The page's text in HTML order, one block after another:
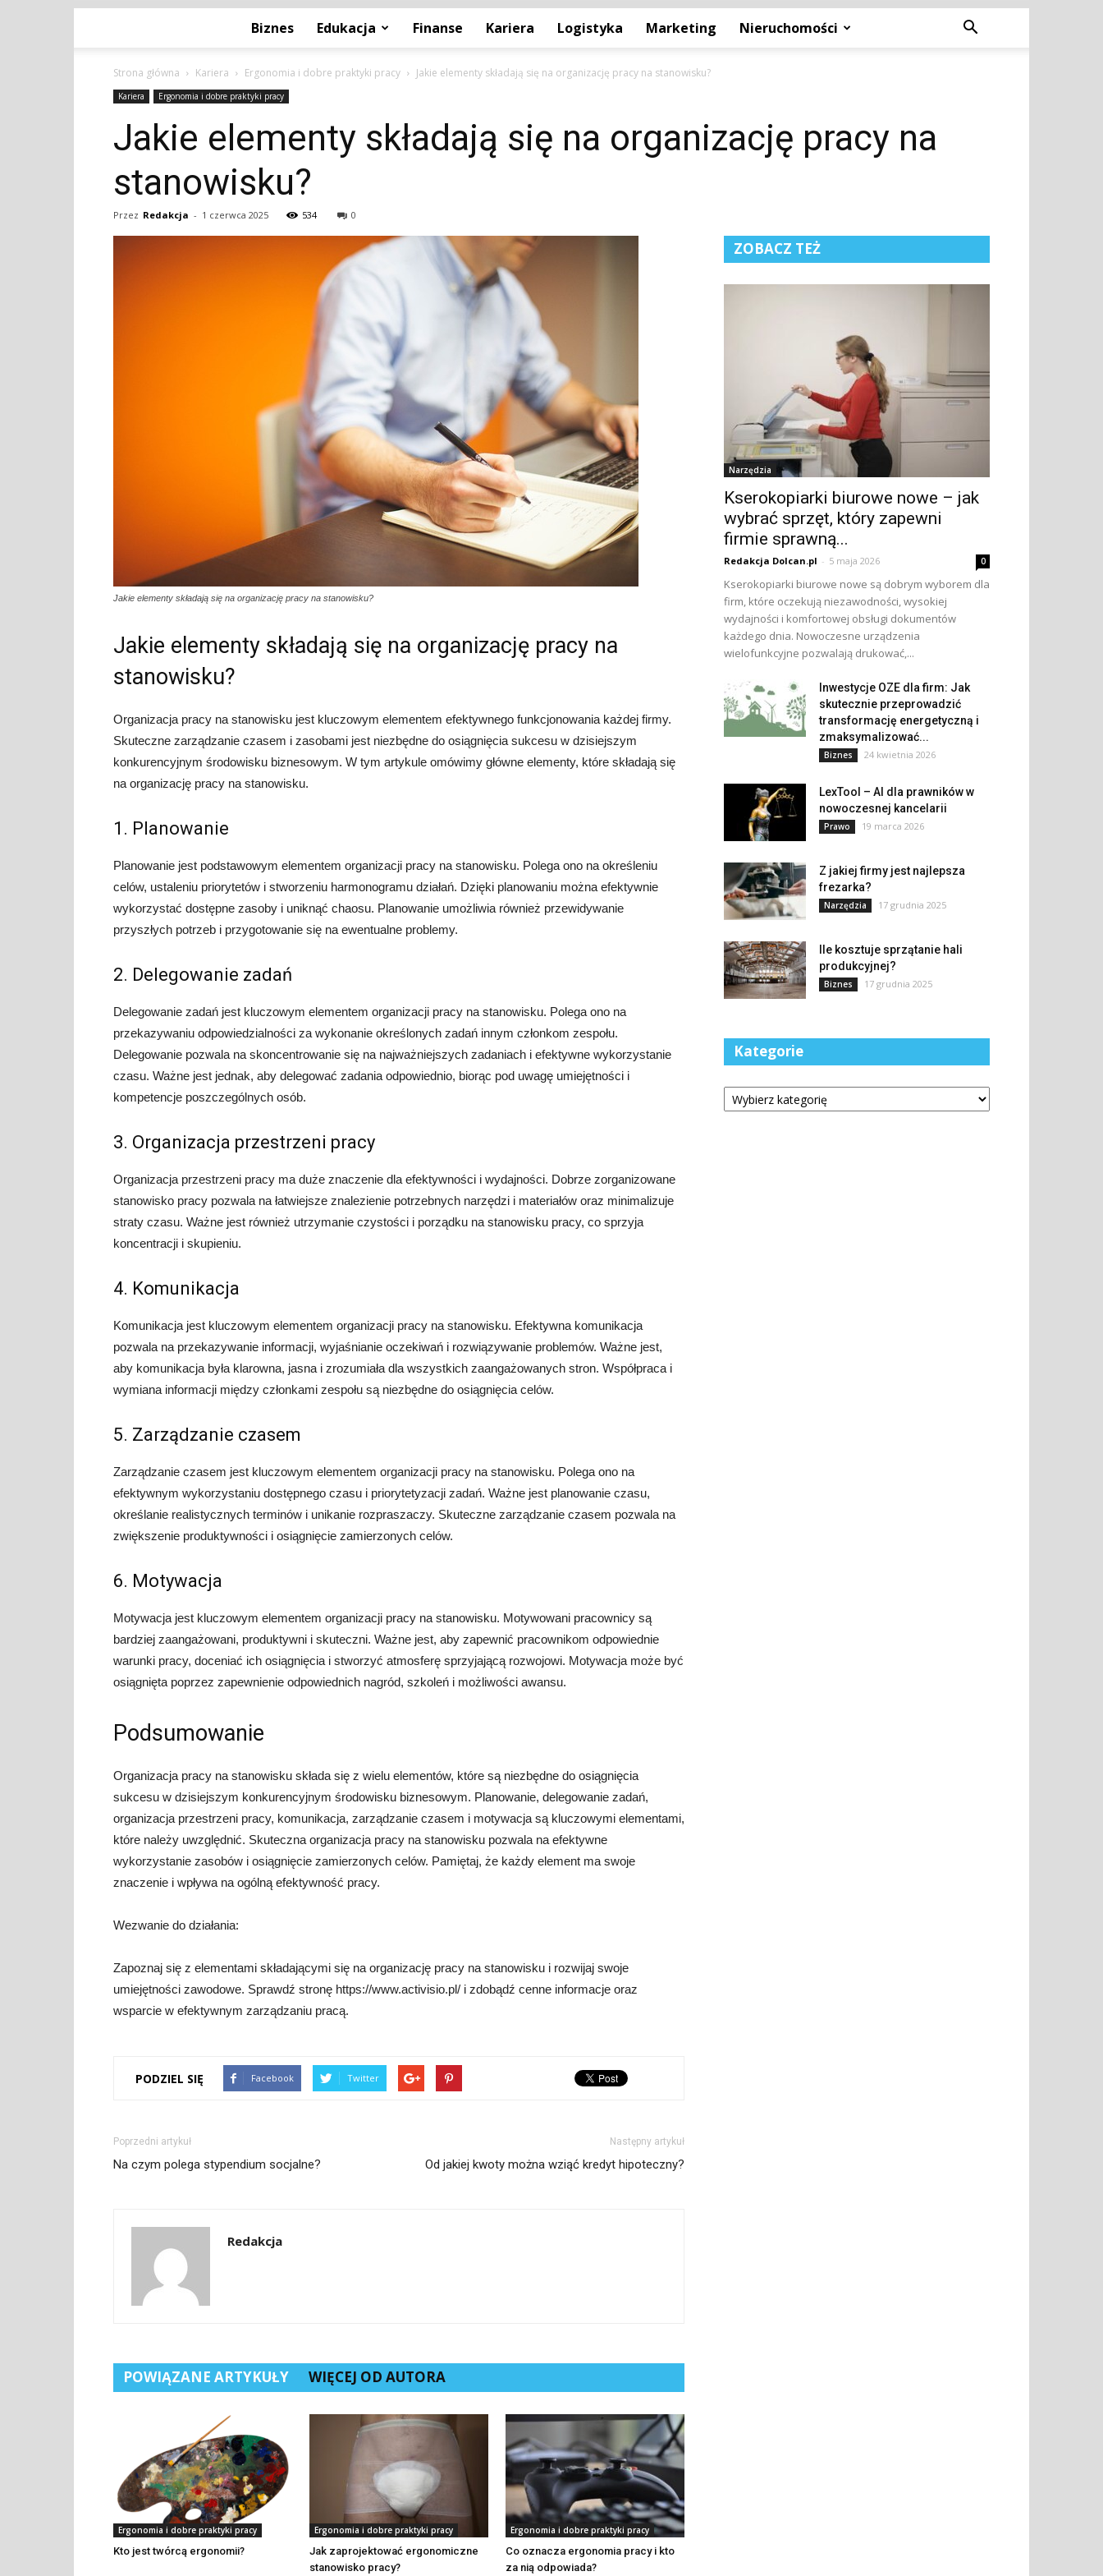
Biznes Edukacja Finanse Kariera Logistyka Marketing Nieruchomości
Strona główna Kariera Ergonomia i dobre praktyki pracy Jakie elementy składają się na organizację pracy na stanowisku?
Kariera Ergonomia i dobre praktyki pracy
Jakie elementy składają się na organizację pracy na
stanowisku?
Przez Redakcja - 1 czerwca 2025 534 0
Jakie elementy składają się na organizację pracy na stanowisku?
Jakie elementy składają się na organizację pracy na
stanowisku?
Organizacja pracy na stanowisku jest kluczowym elementem efektywnego funkcjonowania każdej firmy.
Skuteczne zarządzanie czasem i zasobami jest niezbędne do osiągnięcia sukcesu w dzisiejszym
konkurencyjnym środowisku biznesowym. W tym artykule omówimy główne elementy, które składają się
na organizację pracy na stanowisku.
1. Planowanie
Planowanie jest podstawowym elementem organizacji pracy na stanowisku. Polega ono na określeniu
celów, ustaleniu priorytetów i stworzeniu harmonogramu działań. Dzięki planowaniu można efektywnie
wykorzystać dostępne zasoby i uniknąć chaosu. Planowanie umożliwia również przewidywanie
przyszłych potrzeb i przygotowanie się na ewentualne problemy.
2. Delegowanie zadań
Delegowanie zadań jest kluczowym elementem organizacji pracy na stanowisku. Polega ono na
przekazywaniu odpowiedzialności za wykonanie określonych zadań innym członkom zespołu.
Delegowanie pozwala na skoncentrowanie się na najważniejszych zadaniach i efektywne wykorzystanie
czasu. Ważne jest jednak, aby delegować zadania odpowiednio, biorąc pod uwagę umiejętności i
kompetencje poszczególnych osób.
3. Organizacja przestrzeni pracy
Organizacja przestrzeni pracy ma duże znaczenie dla efektywności i wydajności. Dobrze zorganizowane
stanowisko pracy pozwala na łatwiejsze znalezienie potrzebnych narzędzi i materiałów oraz minimalizuje
straty czasu. Ważne jest również utrzymanie czystości i porządku na stanowisku pracy, co sprzyja
koncentracji i skupieniu.
4. Komunikacja
Komunikacja jest kluczowym elementem organizacji pracy na stanowisku. Efektywna komunikacja
pozwala na przekazywanie informacji, wyjaśnianie oczekiwań i rozwiązywanie problemów. Ważne jest,
aby komunikacja była klarowna, jasna i zrozumiała dla wszystkich zaangażowanych stron. Współpraca i
wymiana informacji między członkami zespołu są niezbędne do osiągnięcia celów.
5. Zarządzanie czasem
Zarządzanie czasem jest kluczowym elementem organizacji pracy na stanowisku. Polega ono na
efektywnym wykorzystaniu dostępnego czasu i priorytetyzacji zadań. Ważne jest planowanie czasu,
określanie realistycznych terminów i unikanie rozpraszaczy. Skuteczne zarządzanie czasem pozwala na
zwiększenie produktywności i osiągnięcie zamierzonych celów.
6. Motywacja
Motywacja jest kluczowym elementem organizacji pracy na stanowisku. Motywowani pracownicy są
bardziej zaangażowani, produktywni i skuteczni. Ważne jest, aby zapewnić pracownikom odpowiednie
warunki pracy, doceniać ich osiągnięcia i stworzyć atmosferę sprzyjającą rozwojowi. Motywacja może być
osiągnięta poprzez zapewnienie odpowiednich nagród, szkoleń i możliwości awansu.
Podsumowanie
Organizacja pracy na stanowisku składa się z wielu elementów, które są niezbędne do osiągnięcia
sukcesu w dzisiejszym konkurencyjnym środowisku biznesowym. Planowanie, delegowanie zadań,
organizacja przestrzeni pracy, komunikacja, zarządzanie czasem i motywacja są kluczowymi elementami,
które należy uwzględnić. Skuteczna organizacja pracy na stanowisku pozwala na efektywne
wykorzystanie zasobów i osiągnięcie zamierzonych celów. Pamiętaj, że każdy element ma swoje
znaczenie i wpływa na ogólną efektywność pracy.
Wezwanie do działania:
Zapoznaj się z elementami składającymi się na organizację pracy na stanowisku i rozwijaj swoje
umiejętności zawodowe. Sprawdź stronę https://www.activisio.pl/ i zdobądź cenne informacje oraz
wsparcie w efektywnym zarządzaniu pracą.
PODZIEL SIĘ Facebook Twitter
Poprzedni artykuł
Na czym polega stypendium socjalne?
Następny artykuł
Od jakiej kwoty można wziąć kredyt hipoteczny?
Redakcja
POWIĄZANE ARTYKUŁY WIĘCEJ OD AUTORA
Ergonomia i dobre praktyki pracy
Kto jest twórcą ergonomii?
Ergonomia i dobre praktyki pracy
Jak zaprojektować ergonomiczne
stanowisko pracy?
Ergonomia i dobre praktyki pracy
Co oznacza ergonomia pracy i kto
za nią odpowiada?
ZOBACZ TEŻ
Narzędzia
Kserokopiarki biurowe nowe – jak
wybrać sprzęt, który zapewni
firmie sprawną...
Redakcja Dolcan.pl - 5 maja 2026 0
Kserokopiarki biurowe nowe są dobrym wyborem dla
firm, które oczekują niezawodności, wysokiej
wydajności i komfortowej obsługi dokumentów
każdego dnia. Nowoczesne urządzenia
wielofunkcyjne pozwalają drukować,...
Inwestycje OZE dla firm: Jak
skutecznie przeprowadzić
transformację energetyczną i
zmaksymalizować...
Biznes 24 kwietnia 2026
LexTool – AI dla prawników w
nowoczesnej kancelarii
Prawo 19 marca 2026
Z jakiej firmy jest najlepsza
frezarka?
Narzędzia 17 grudnia 2025
Ile kosztuje sprzątanie hali
produkcyjnej?
Biznes 17 grudnia 2025
Kategorie
Kategorie